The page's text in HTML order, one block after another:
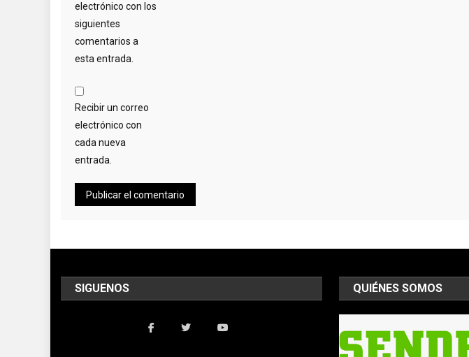
electrónico con los
siguientes
comentarios a
esta entrada.
Recibir un correo
electrónico con
cada nueva
entrada.
SIGUENOS QUIÉNES SOMOS